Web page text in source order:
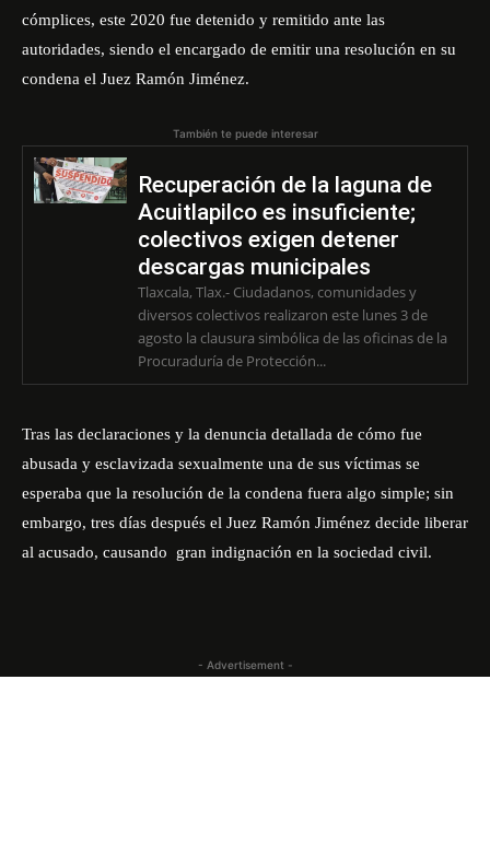
cómplices, este 2020 fue detenido y remitido ante las
autoridades, siendo el encargado de emitir una resolución en su
condena el Juez Ramón Jiménez.
También te puede interesar
Recuperación de la laguna de
Acuitlapilco es insuficiente;
colectivos exigen detener
descargas municipales
Tlaxcala, Tlax.- Ciudadanos, comunidades y
diversos colectivos realizaron este lunes 3 de
agosto la clausura simbólica de las oficinas de la
Procuraduría de Protección...
Tras las declaraciones y la denuncia detallada de cómo fue
abusada y esclavizada sexualmente una de sus víctimas se
esperaba que la resolución de la condena fuera algo simple; sin
embargo, tres días después el Juez Ramón Jiménez decide liberar
al acusado, causando gran indignación en la sociedad civil.
- Advertisement -